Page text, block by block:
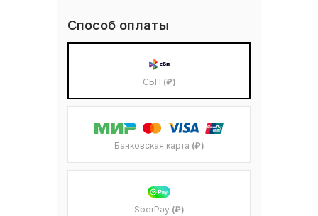
Способ оплаты
СБП (₽)
Банковская карта (₽)
SberPay (₽)